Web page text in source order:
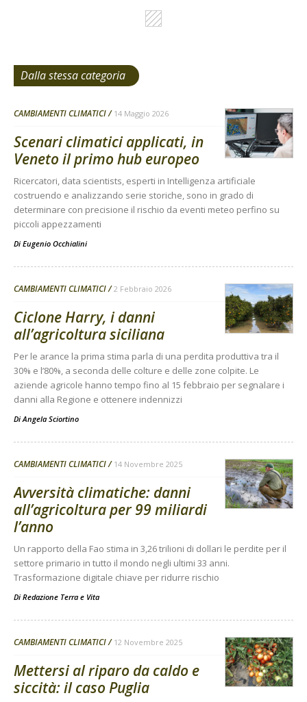
Dalla stessa categoria
CAMBIAMENTI CLIMATICI 14 Maggio 2026
Scenari climatici applicati, in
Veneto il primo hub europeo
Ricercatori, data scientists, esperti in Intelligenza artificiale
costruendo e analizzando serie storiche, sono in grado di
determinare con precisione il rischio da eventi meteo perfino su
piccoli appezzamenti
Di Eugenio Occhialini
CAMBIAMENTI CLIMATICI 2 Febbraio 2026
Ciclone Harry, i danni
all’agricoltura siciliana
Per le arance la prima stima parla di una perdita produttiva tra il
30% e l’80%, a seconda delle colture e delle zone colpite. Le
aziende agricole hanno tempo fino al 15 febbraio per segnalare i
danni alla Regione e ottenere indennizzi
Di Angela Sciortino
CAMBIAMENTI CLIMATICI 14 Novembre 2025
Avversità climatiche: danni
all’agricoltura per 99 miliardi
l’anno
Un rapporto della Fao stima in 3,26 trilioni di dollari le perdite per il
settore primario in tutto il mondo negli ultimi 33 anni.
Trasformazione digitale chiave per ridurre rischio
Di Redazione Terra e Vita
CAMBIAMENTI CLIMATICI 12 Novembre 2025
Mettersi al riparo da caldo e
siccità: il caso Puglia